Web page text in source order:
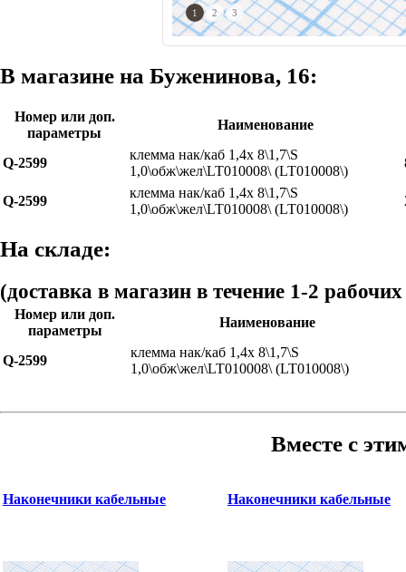
1 2 3
В магазине на Буженинова, 16:
Номер или доп.
параметры
Наименование
Q-2599
клемма нак/каб 1,4x 8\1,7\S
1,0\обж\жел\LT010008\ (LT010008\)
Q-2599
клемма нак/каб 1,4x 8\1,7\S
1,0\обж\жел\LT010008\ (LT010008\)
На складе:
(доставка в магазин в течение 1-2
Номер или доп.
параметры
Наименование
Q-2599
клемма нак/каб 1,4x 8\1,7\S
1,0\обж\жел\LT010008\ (LT010008\)
Вместе с
Наконечники кабельные Наконечники кабельные